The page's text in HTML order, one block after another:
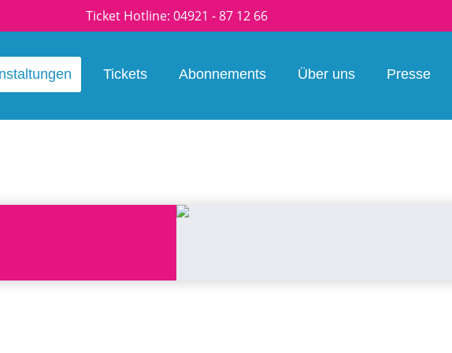
Ticket Hotline: 04921 - 87 12 66
Tickets Abonnements Über uns Presse